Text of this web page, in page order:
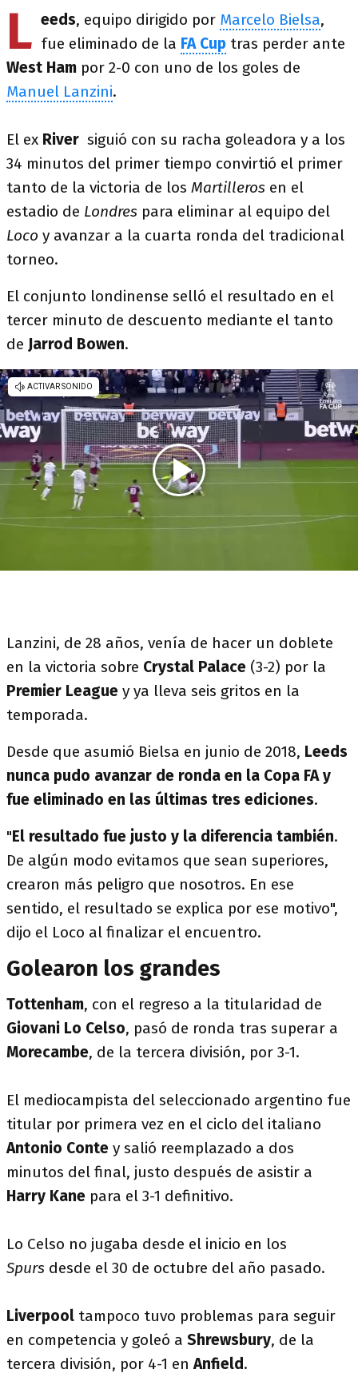
L eeds, equipo dirigido por Marcelo Bielsa,
fue eliminado de la FA Cup tras perder ante
West Ham por 2-0 con uno de los goles de
Manuel Lanzini.
El ex River siguió con su racha goleadora y a los
34 minutos del primer tiempo convirtió el primer
tanto de la victoria de los Martilleros en el
estadio de Londres para eliminar al equipo del
Loco y avanzar a la cuarta ronda del tradicional
torneo.
El conjunto londinense selló el resultado en el
tercer minuto de descuento mediante el tanto
de Jarrod Bowen.
Lanzini, de 28 años, venía de hacer un doblete
en la victoria sobre Crystal Palace (3-2) por la
Premier League y ya lleva seis gritos en la
temporada.
Desde que asumió Bielsa en junio de 2018, Leeds
nunca pudo avanzar de ronda en la Copa FA y
fue eliminado en las últimas tres ediciones.
"El resultado fue justo y la diferencia también.
De algún modo evitamos que sean superiores,
crearon más peligro que nosotros. En ese
sentido, el resultado se explica por ese motivo",
dijo el Loco al finalizar el encuentro.
Golearon los grandes
Tottenham, con el regreso a la titularidad de
Giovani Lo Celso, pasó de ronda tras superar a
Morecambe, de la tercera división, por 3-1.
El mediocampista del seleccionado argentino fue
titular por primera vez en el ciclo del italiano
Antonio Conte y salió reemplazado a dos
minutos del final, justo después de asistir a
Harry Kane para el 3-1 definitivo.
Lo Celso no jugaba desde el inicio en los
Spurs desde el 30 de octubre del año pasado.
Liverpool tampoco tuvo problemas para seguir
en competencia y goleó a Shrewsbury, de la
tercera división, por 4-1 enAnfield.